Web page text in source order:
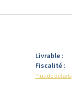
Livrable :
Fiscalité :
Plus de détails